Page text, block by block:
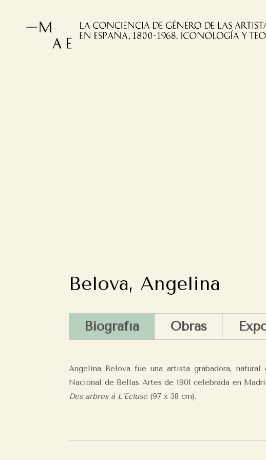
Belova, Angelina
Biografía Obras
Angelina Belova fue una artista grabadora,
Nacional de Bellas Artes de 1901 celebrada en
Des arbres à L’Ecluse (97 x 58 cm).